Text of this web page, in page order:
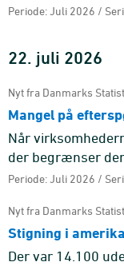
minus 14,0.
Periode: Juli 2026 /
22. juli 2026
Nyt fra Danmarks
Mangel på
Når
der begrænser
mangel på
Periode: Juli 2026 /
Nyt fra Danmarks
Stigning i
Der var 14.100